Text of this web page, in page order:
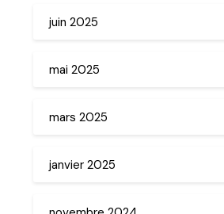
juin 2025
mai 2025
mars 2025
janvier 2025